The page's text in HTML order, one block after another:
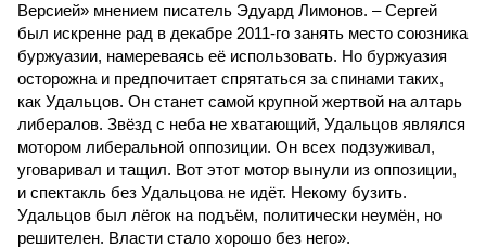
Версией» мнением писатель Эдуард Лимонов. – Сергей
был искренне рад в декабре 2011-го занять место союзника
буржуазии, намереваясь её использовать. Но буржуазия
осторожна и предпочитает спрятаться за спинами таких,
как Удальцов. Он станет самой крупной жертвой на алтарь
либералов. Звёзд с неба не хватающий, Удальцов являлся
мотором либеральной оппозиции. Он всех подзуживал,
уговаривал и тащил. Вот этот мотор вынули из оппозиции,
и спектакль без Удальцова не идёт. Некому бузить.
Удальцов был лёгок на подъём, политически неумён, но
решителен. Власти стало хорошо без него».